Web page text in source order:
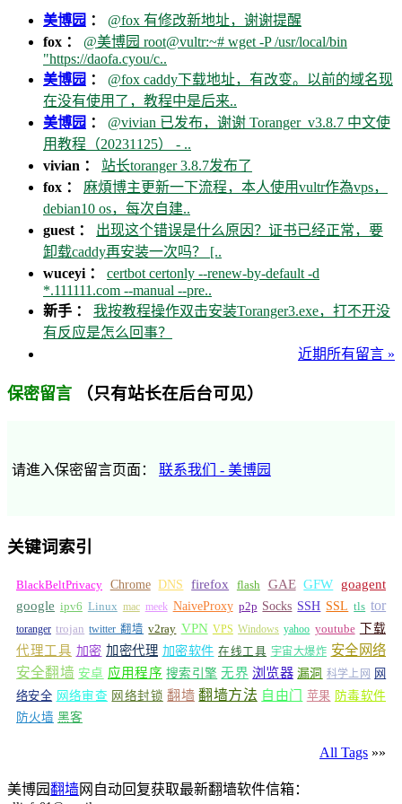
美博园 ： @fox 有修改新地址，谢谢提醒
fox ： @美博园 root@vultr:~# wget -P /usr/local/bin
"https://daofa.cyou/c..
美博园 ： @fox caddy下载地址，有改变。以前的域名现
在没有使用了，教程中是后来..
美博园 ： @vivian 已发布，谢谢 Toranger_v3.8.7 中文使
用教程（20231125） - ..
vivian ： 站长toranger 3.8.7发布了
fox ： 麻煩博主更新一下流程，本人使用vultr作為vps，
debian10 os，每次自建..
guest ： 出现这个错误是什么原因？证书已经正常，要
卸载caddy再安装一次吗？ [..
wuceyi ： certbot certonly --renew-by-default -d
*.111111.com --manual --pre..
新手 ： 我按教程操作双击安装Toranger3.exe，打不开没
有反应是怎么回事？
近期所有留言 »
保密留言 （只有站长在后台可见）
请進入保密留言页面： 联系我们 - 美博园
关键词索引
BlackBeltPrivacy Chrome DNS firefox flash GAE GFW
goagent
google ipv6 Linux mac meek NaiveProxy p2p Socks SSH SSL tls tor
toranger trojan twitter 翻墙 v2ray VPN VPS Windows yahoo youtube 下载
代理工具 加密 加密代理 加密软件 在线工具 宇宙大爆炸 安全网络
安全翻墙 安卓 应用程序 搜索引擎 无界 浏览器 漏洞 科学上网 网
络安全 网络审查 网络封锁 翻墙 翻墙方法 自由门 苹果 防毒软件
防火墙 黑客
All Tags »»
美博园翻墙网自动回复获取最新翻墙软件信箱：